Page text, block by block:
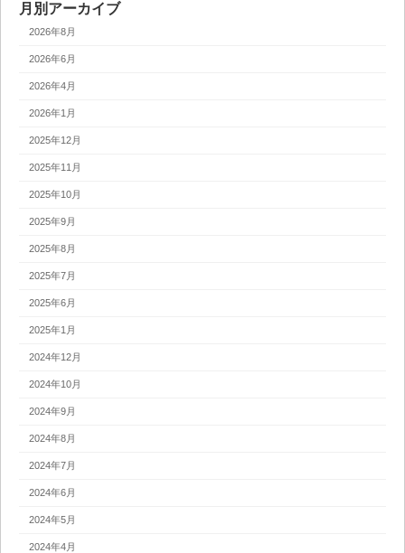
月別アーカイブ
2026年8月
2026年6月
2026年4月
2026年1月
2025年12月
2025年11月
2025年10月
2025年9月
2025年8月
2025年7月
2025年6月
2025年1月
2024年12月
2024年10月
2024年9月
2024年8月
2024年7月
2024年6月
2024年5月
2024年4月